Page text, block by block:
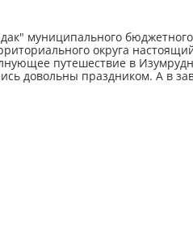
муниципального
округа
путешествие в
довольны праздником. А в